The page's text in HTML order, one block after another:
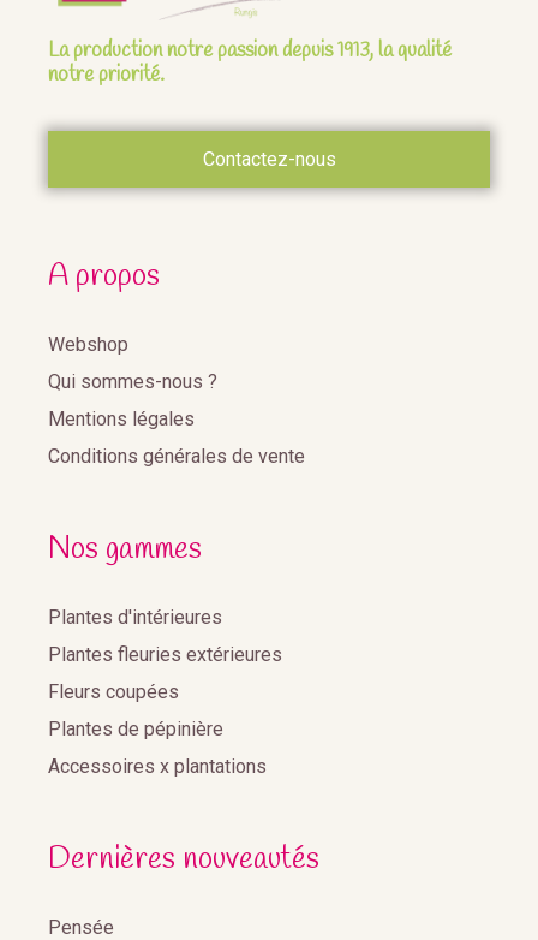
La production notre passion depuis 1913, la qualité
notre priorité.
Contactez-nous
A propos
Webshop
Qui sommes-nous ?
Mentions légales
Conditions générales de vente
Nos gammes
Plantes d'intérieures
Plantes fleuries extérieures
Fleurs coupées
Plantes de pépinière
Accessoires x plantations
Dernières nouveautés
Pensée